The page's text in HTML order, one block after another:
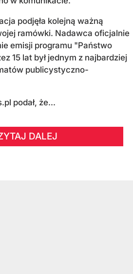
podjęła kolejną ważną
ramówki. Nadawca oficjalnie
emisji programu "Państwo
15 lat był jednym z najbardziej
publicystyczno-
podał, że...
DALEJ